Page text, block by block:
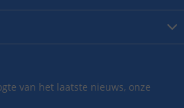
van het laatste nieuws, onze